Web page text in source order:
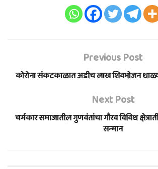
Previous Post
कोरोना संकटकाळात अडीच लाख शिवभोजन
Next Post
चर्मकार समाजातील गुणवंतांचा गौरव विविध
सन्मान